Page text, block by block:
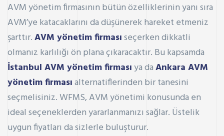
AVM yönetim firmasının bütün özelliklerinin yanı sıra
AVM’ye katacaklarını da düşünerek hareket etmeniz
şarttır.AVM yönetim firmasıseçerken dikkatli
olmanız karlılığı ön plana çıkaracaktır. Bu kapsamda
İstanbul AVM yönetim firmasıya daAnkara AVM
yönetim firmasıalternatiflerinden bir tanesini
seçmelisiniz. WFMS, AVM yönetimi konusunda en
ideal seçeneklerden yararlanmanızı sağlar. Üstelik
uygun fiyatları da sizlerle buluşturur.